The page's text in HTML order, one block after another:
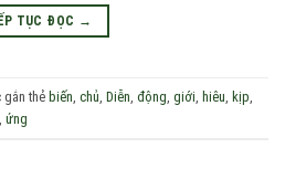
TỤC ĐỌC →
thẻ biến chủ Diễn động giới hiêu kịp
ứng